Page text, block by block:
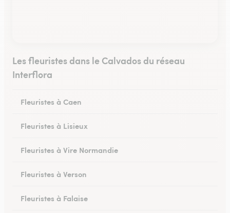
Les fleuristes dans le Calvados du réseau
Interflora
Fleuristes à Caen
Fleuristes à Lisieux
Fleuristes à Vire Normandie
Fleuristes à Verson
Fleuristes à Falaise